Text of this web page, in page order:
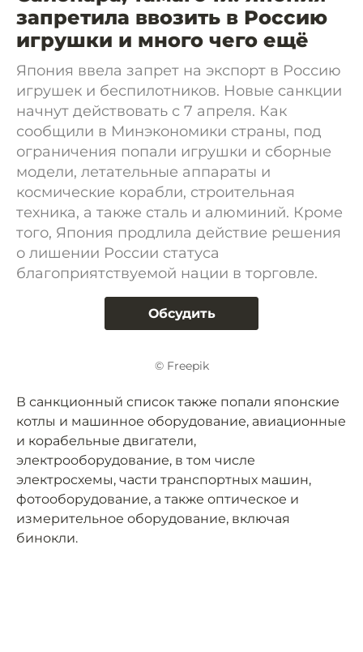
запретила ввозить в Россию
игрушки и много чего ещё
Япония ввела запрет на экспорт в Россию
игрушек и беспилотников. Новые санкции
начнут действовать с 7 апреля. Как
сообщили в Минэкономики страны, под
ограничения попали игрушки и сборные
модели, летательные аппараты и
космические корабли, строительная
техника, а также сталь и алюминий. Кроме
того, Япония продлила действие решения
о лишении России статуса
благоприятствуемой нации в торговле.
Обсудить
© Freepik
В санкционный список также попали японские
котлы и машинное оборудование, авиационные
и корабельные двигатели,
электрооборудование, в том числе
электросхемы, части транспортных машин,
фотооборудование, а также оптическое и
измерительное оборудование, включая
бинокли.